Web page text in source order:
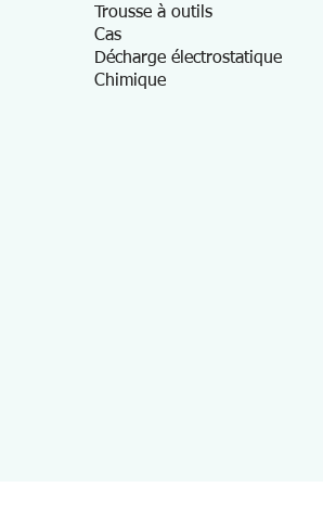
Trousse à outils
Cas
Décharge électrostatique
Chimique